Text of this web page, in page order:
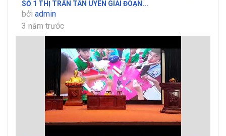
SỐ 1 THỊ TRẤN TÂN UYÊN GIAI ĐOẠN...
bởi admin
3 năm trước